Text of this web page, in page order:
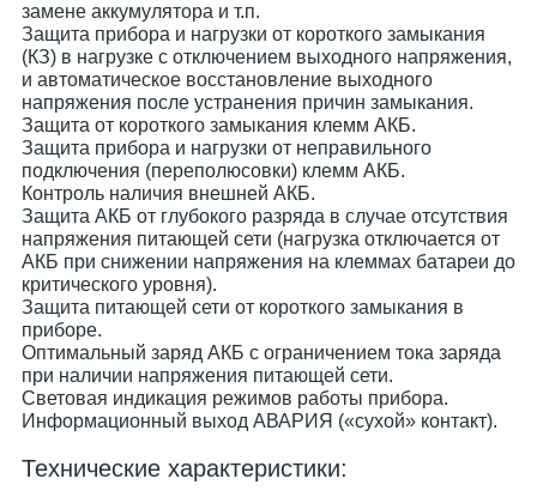
замене аккумулятора и т.п.
Защита прибора и нагрузки от короткого замыкания
(КЗ) в нагрузке с отключением выходного напряжения,
и автоматическое восстановление выходного
напряжения после устранения причин замыкания.
Защита от короткого замыкания клемм АКБ.
Защита прибора и нагрузки от неправильного
подключения (переполюсовки) клемм АКБ.
Контроль наличия внешней АКБ.
Защита АКБ от глубокого разряда в случае отсутствия
напряжения питающей сети (нагрузка отключается от
АКБ при снижении напряжения на клеммах батареи до
критического уровня).
Защита питающей сети от короткого замыкания в
приборе.
Оптимальный заряд АКБ с ограничением тока заряда
при наличии напряжения питающей сети.
Световая индикация режимов работы прибора.
Информационный выход АВАРИЯ («сухой» контакт).
Технические характеристики: